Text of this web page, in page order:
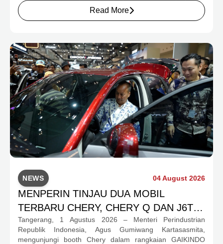
untuk mengakomodasi kebutuhan mobilitas serta
preferensi konsumen yang berbeda.
Read More
NEWS 04 August 2026
MENPERIN TINJAU DUA MOBIL
TERBARU CHERY, CHERY Q DAN J6T
CSH YANG JADI SOROTAN DI GIIAS
2026
Tangerang, 1 Agustus 2026 – Menteri Perindustrian
Republik Indonesia, Agus Gumiwang Kartasasmita,
mengunjungi booth Chery dalam rangkaian GAIKINDO